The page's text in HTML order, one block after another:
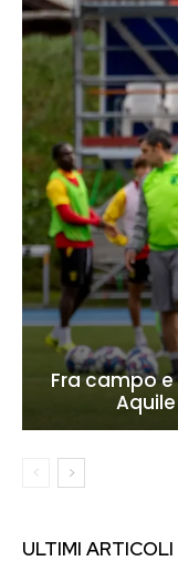
Fra campo
ULTIMI ARTICOLI